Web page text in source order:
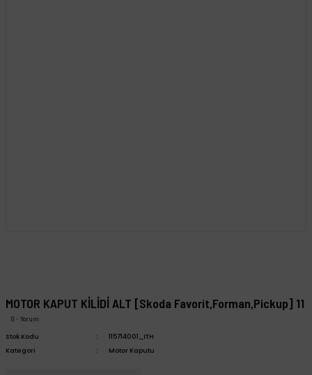
MOTOR KAPUT KİLİDİ ALT [Skoda Favorit,Forman,Pickup] 11
0 - Yorum
Stok Kodu
115714001_ITH
Kategori
Motor Kaputu